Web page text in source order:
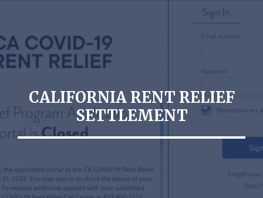
CALIFORNIA RENT RELIEF
SETTLEMENT